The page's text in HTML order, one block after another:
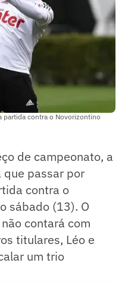
partida contra o Novorizontino
de campeonato, a
que passar por
contra o
sábado (13). O
contará com
titulares, Léo e
um trio